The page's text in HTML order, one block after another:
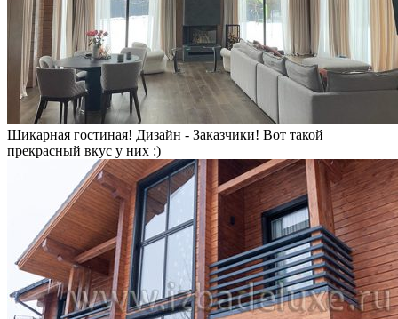
Шикарная гостиная! Дизайн - Заказчики! Вот такой
прекрасный вкус у них :)